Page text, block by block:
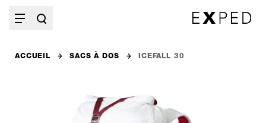
ACCUEIL SACS À DOS ICEFALL 30